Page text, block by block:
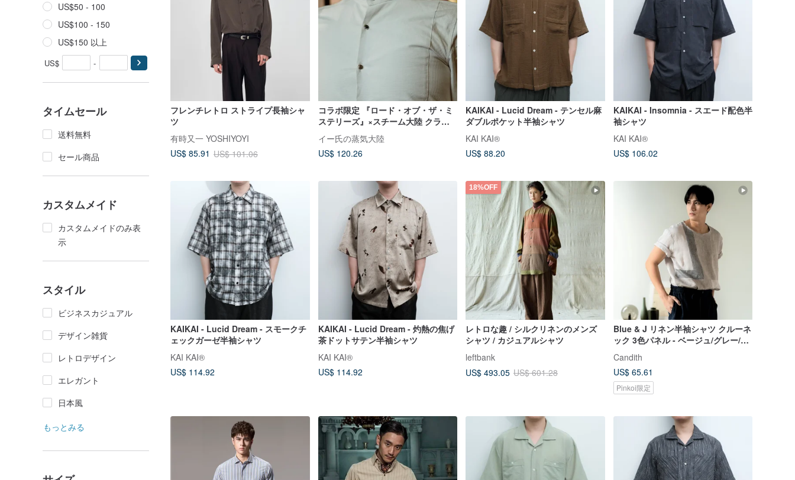
US$50 - 100
US$100 - 150
US$150 以上
US$ -
タイムセール
送料無料
セール商品
カスタムメイド
カスタムメイドのみ表
示
スタイル
ビジネスカジュアル
デザイン雑貨
レトロデザイン
エレガント
日本風
もっとみる
フレンチレトロ ストライプ長袖シャ
ツ
有時又一 YOSHIYOYI
US$ 85.91 US$ 101.06
コラボ限定 『ロード・オブ・ザ・ミ
ステリーズ』×スチーム大陸 クライ
ンシリーズ ライトグレー スタンドカ
ラーメンズシャツ
イー氏の蒸気大陸
US$ 120.26
KAIKAI - Lucid Dream - テンセル麻
ダブルポケット半袖シャツ
KAI KAI®
US$ 88.20
KAIKAI - Insomnia - スエード配色半
袖シャツ
KAI KAI®
US$ 106.02
KAIKAI - Lucid Dream - スモークチ
ェックガーゼ半袖シャツ
KAI KAI®
US$ 114.92
KAIKAI - Lucid Dream - 灼熱の焦げ
茶ドットサテン半袖シャツ
KAI KAI®
US$ 114.92
18%OFF
レトロな趣 / シルクリネンのメンズ
シャツ / カジュアルシャツ
leftbank
US$ 493.05 US$ 601.28
Blue & J リネン半袖シャツ クルーネ
ック 3色パネル - ベージュ/グレー/シ
ルバー
Candith
US$ 65.61
Pinkoi限定